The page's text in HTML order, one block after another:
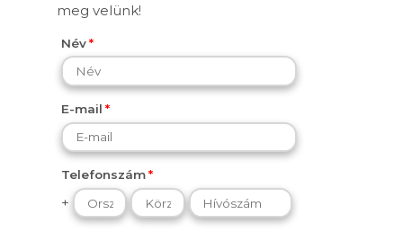
meg velünk!
Név
E-mail
Telefonszám
+